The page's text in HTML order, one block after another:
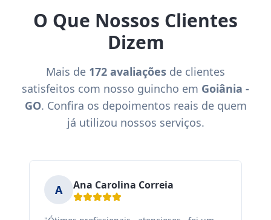
O Que Nossos Clientes
Dizem
Mais de 172 avaliações de clientes
satisfeitos com nosso guincho em Goiânia -
GO. Confira os depoimentos reais de quem
já utilizou nossos serviços.
A Ana Carolina Correia